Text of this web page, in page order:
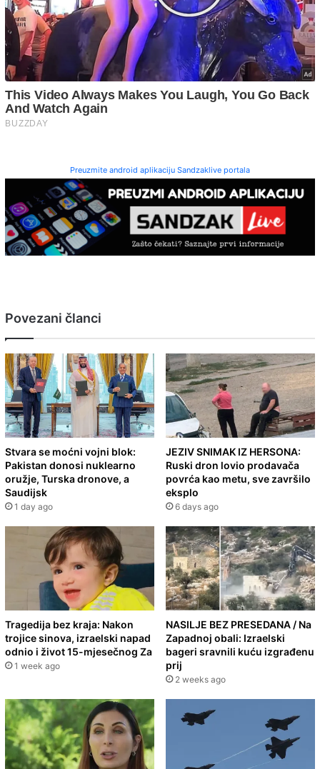
Preuzmite android aplikaciju Sandzaklive portala
Povezani članci
Stvara se moćni vojni blok:
Pakistan donosi nuklearno
oružje, Turska dronove, a
Saudijsk
1 day ago
JEZIV SNIMAK IZ HERSONA:
Ruski dron lovio prodavača
povrća kao metu, sve završilo
eksplo
6 days ago
Tragedija bez kraja: Nakon
trojice sinova, izraelski napad
odnio i život 15-mjesečnog Za
1 week ago
NASILJE BEZ PRESEDANA / Na
Zapadnoj obali: Izraelski
bageri sravnili kuću izgrađenu
prij
2 weeks ago